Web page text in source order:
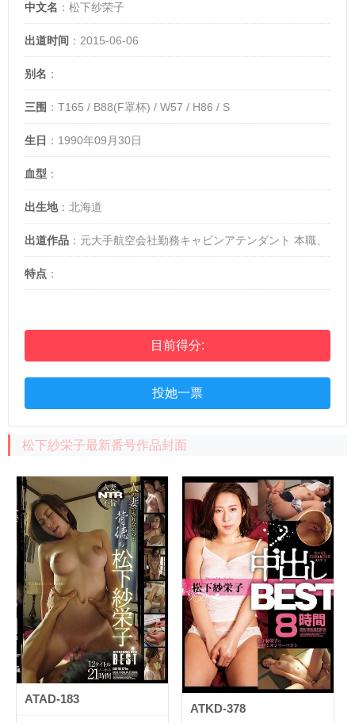
中文名 ：松下纱荣子
出道时间 ：2015-06-06
别名 ：
松下紗栄子(まつしたさえこ/MatsushitaSaeko)
|
三围 ：T165 / B88(F罩杯) / W57 / H86 / S
生日 ：1990年09月30日
血型 ：
出生地：北海道
出道作品 ：元大手航空会社勤務キャビンアテンダント 本職、
マナー講師 AVデビュー
特点 ：
目前得分:
投她一票
松下紗栄子最新番号作品封面
ATAD-183
ATKD-378